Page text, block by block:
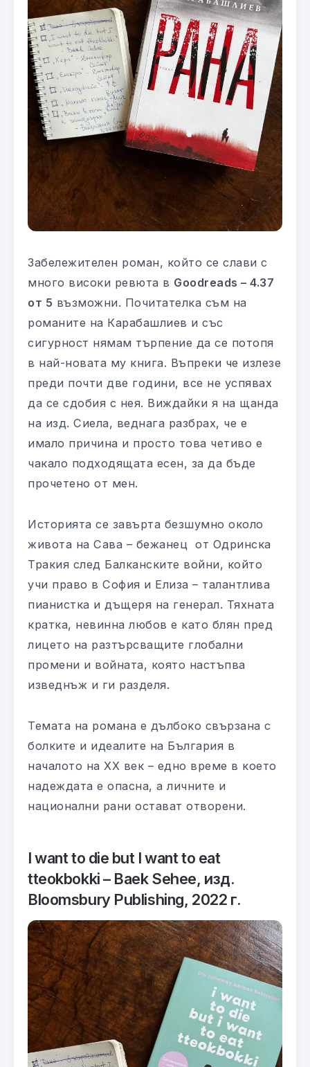
Забележителен роман, който се слави с
много високи ревюта в Goodreads – 4.37
от 5 възможни. Почитателка съм на
романите на Карабашлиев и със
сигурност нямам търпение да се потопя
в най-новата му книга. Въпреки че излезе
преди почти две години, все не успявах
да се сдобия с нея. Виждайки я на щанда
на изд. Сиела, веднага разбрах, че е
имало причина и просто това четиво е
чакало подходящата есен, за да бъде
прочетено от мен.
Историята се завърта безшумно около
живота на Сава – бежанец от Одринска
Тракия след Балканските войни, който
учи право в София и Елиза – талантлива
пианистка и дъщеря на генерал. Тяхната
кратка, невинна любов е като блян пред
лицето на разтърсващите глобални
промени и войната, която настъпва
изведнъж и ги разделя.
Темата на романа е дълбоко свързана с
болките и идеалите на България в
началото на XX век – едно време в което
надеждата е опасна, а личните и
национални рани остават отворени.
I want to die but I want to eat
tteokbokki – Baek Sehee, изд.
Bloomsbury Publishing, 2022 г.